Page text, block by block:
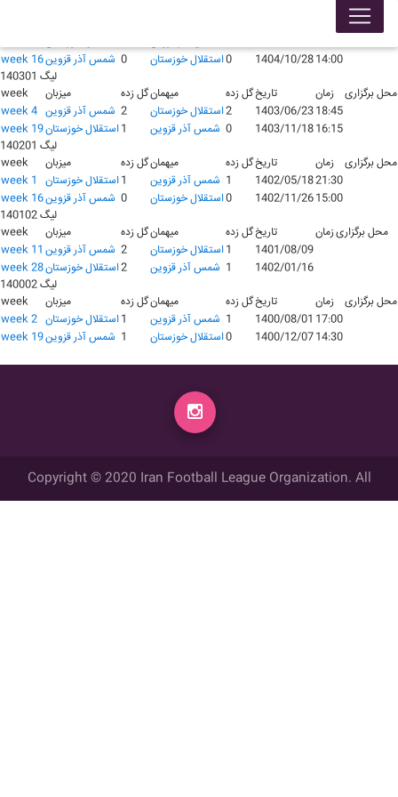
محل برگزاری
week 16شمس آذر قزوین 0 استقلال خوزستان0 1404/10/2814:00
لیگ 140301
week
میزبان گل زدهمیهمان گل زدهتاریخ زمان
محل برگزاری
week 4 شمس آذر قزوین 2 استقلال خوزستان2 1403/06/2318:45
week 19استقلال خوزستان1 شمس آذر قزوین 0 1403/11/1816:15
لیگ 140201
week
میزبان گل زدهمیهمان گل زدهتاریخ زمان
محل برگزاری
week 1 استقلال خوزستان1 شمس آذر قزوین 1 1402/05/1821:30
week 16شمس آذر قزوین 0 استقلال خوزستان0 1402/11/2615:00
لیگ 140102
week
میزبان گل زدهمیهمان گل زدهتاریخ زمانمحل برگزاری
week 11 شمس آذر قزوین 2 استقلال خوزستان1
1401/08/09
week 28استقلال خوزستان2 شمس آذر قزوین 1
1402/01/16
لیگ 140002
week
میزبان گل زدهمیهمان گل زدهتاریخ زمان
محل برگزاری
week 2 استقلال خوزستان1 شمس آذر قزوین 1 1400/08/01 17:00
week 19شمس آذر قزوین 1 استقلال خوزستان0 1400/12/0714:30
Copyright © 2020 Iran Football League Organization. All